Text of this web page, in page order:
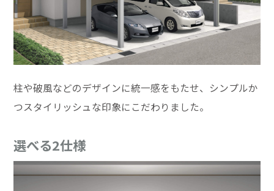
柱や破風などのデザインに統一感をもたせ、シンプルか
つスタイリッシュな印象にこだわりました。
選べる2仕様